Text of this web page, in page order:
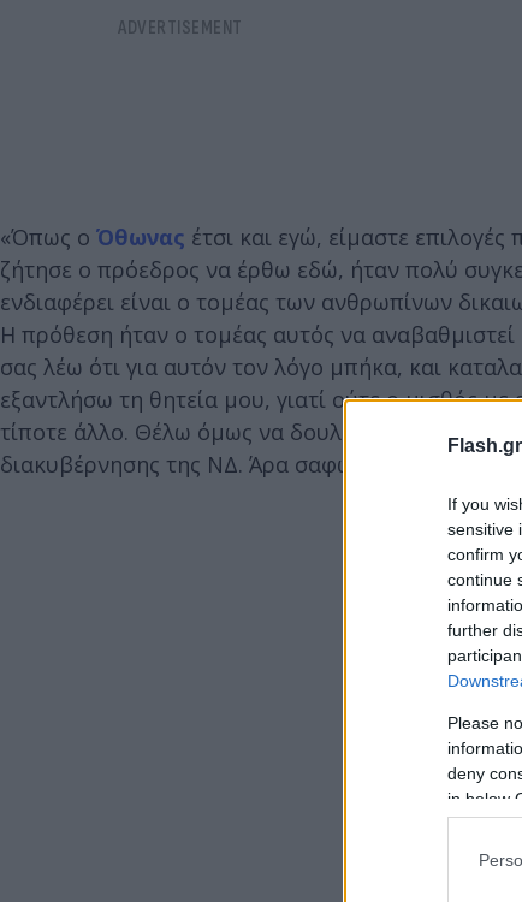
If you
sensitive
confirm
continue
further
Please
deny
in below
«Όπως ο Όθωνας έτσι και εγώ, είμαστε
ζήτησε ο πρόεδρος να έρθω εδώ, ήταν πολύ
ενδιαφέρει είναι ο τομέας των ανθρωπίνων
Η πρόθεση ήταν ο τομέας αυτός να
σας λέω ότι για αυτόν τον λόγο μπήκα, και
εξαντλήσω τη θητεία μου, γιατί ούτε ο μισθός
τίποτε άλλο. Θέλω όμως να δουλέψω εκεί όπου
διακυβέρνησης της ΝΔ. Άρα σαφώς και όχι».